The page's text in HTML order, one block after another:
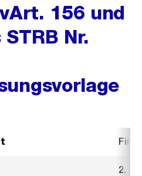
156 und
Nr.
2.